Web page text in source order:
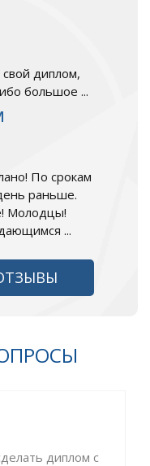
диплом,
большое ...
По срокам
раньше.
Молодцы!
...
диплом с